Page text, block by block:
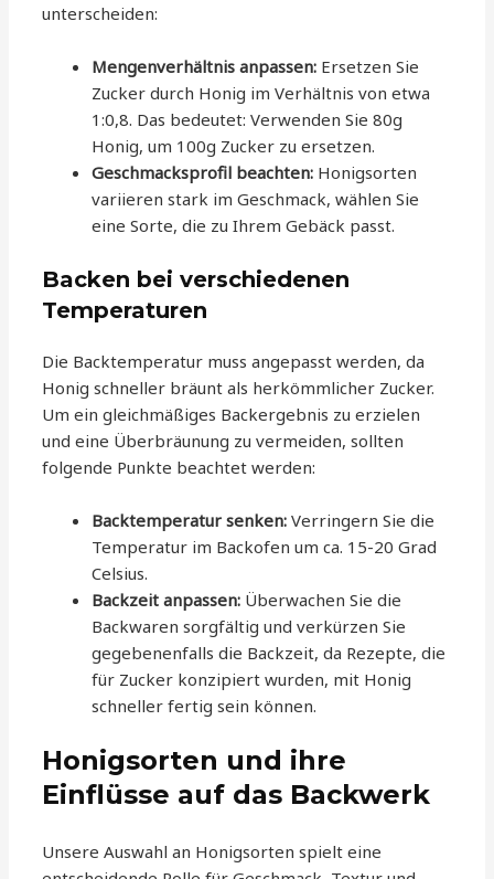
unterscheiden:
Mengenverhältnis anpassen: Ersetzen Sie
Zucker durch Honig im Verhältnis von etwa
1:0,8. Das bedeutet: Verwenden Sie 80g
Honig, um 100g Zucker zu ersetzen.
Geschmacksprofil beachten: Honigsorten
variieren stark im Geschmack, wählen Sie
eine Sorte, die zu Ihrem Gebäck passt.
Backen bei verschiedenen
Temperaturen
Die Backtemperatur muss angepasst werden, da
Honig schneller bräunt als herkömmlicher Zucker.
Um ein gleichmäßiges Backergebnis zu erzielen
und eine Überbräunung zu vermeiden, sollten
folgende Punkte beachtet werden:
Backtemperatur senken: Verringern Sie die
Temperatur im Backofen um ca. 15-20 Grad
Celsius.
Backzeit anpassen: Überwachen Sie die
Backwaren sorgfältig und verkürzen Sie
gegebenenfalls die Backzeit, da Rezepte, die
für Zucker konzipiert wurden, mit Honig
schneller fertig sein können.
Honigsorten und ihre
Einflüsse auf das Backwerk
Unsere Auswahl an Honigsorten spielt eine